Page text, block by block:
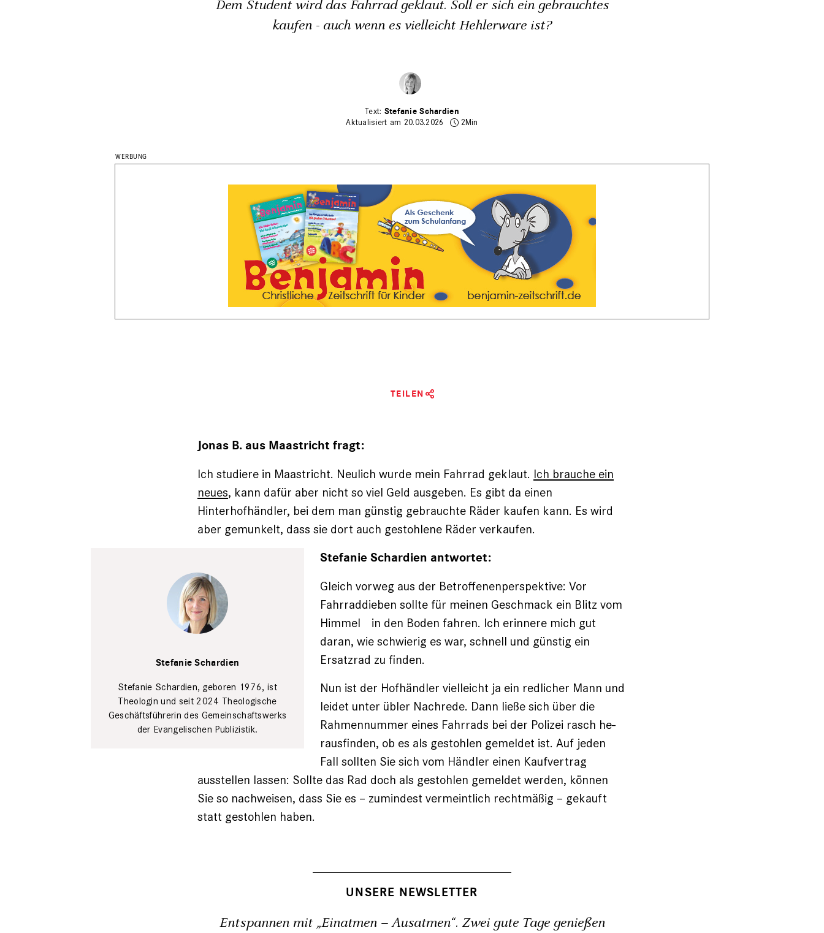
Dem Student wird das Fahrrad geklaut. Soll er sich ein gebrauchtes
kaufen - auch wenn es vielleicht Hehlerware ist?
Stefanie Schardien
Aktualisiert am 20.03.2026
2Min
TEILEN
Jonas B. aus Maastricht fragt:
Ich studiere in Maastricht. Neulich wurde mein Fahrrad geklaut. Ich brauche ein
neues, kann dafür aber nicht so viel Geld ausgeben. Es gibt da einen
Hinterhofhändler, bei dem man günstig gebrauchte Räder kaufen kann. Es wird
aber gemunkelt, dass sie dort auch ­gestohlene Räder verkaufen.
Stefanie Schardien
Stefanie Schardien, geboren 1976, ist
Theologin und seit 2024 Theologische
Geschäftsführerin des Gemeinschaftswerks
der Evangelischen Publizistik.
Stefanie Schardien antwortet:
Gleich vorweg aus der Betroffe­nenperspektive: Vor
Fahrraddieben sollte für meinen Geschmack ein Blitz vom
Himmel in den Boden fahren. Ich erinnere mich gut
daran, wie schwierig es war, schnell und günstig ein
Ersatzrad zu finden.
Nun ist der Hofhändler vielleicht ja ein redlicher Mann und
leidet unter übler Nachrede. Dann ließe sich über die
Rahmennummer eines Fahrrads bei der Polizei rasch ­he­
rausfinden, ob es als gestohlen ­gemeldet ist. Auf jeden
Fall sollten Sie sich vom Händler ­einen Kaufvertrag
ausstellen ­lassen: Sollte das Rad doch als gestohlen gemeldet werden, können
Sie so nachweisen, dass Sie es – zumindest vermeint­lich rechtmäßig – gekauft
statt gestohlen haben.
UNSERE NEWSLETTER
Entspannen mit „Einatmen – Ausatmen“. Zwei gute Tage genießen